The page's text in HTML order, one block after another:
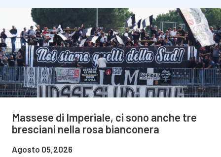
Massese di Imperiale, ci sono anche tre
bresciani nella rosa bianconera
Agosto 05,2026